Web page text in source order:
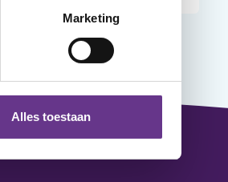
Marketing
Alles toestaan